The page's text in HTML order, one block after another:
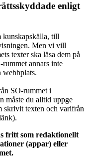
enligt
kunskapskälla, till
Men vi vill
texter ska läsa dem på
annars inte
webbplats.
SO-rummet i
måste du alltid uppge
skrivit texten och varifrån
fritt som redaktionellt
(appar) eller